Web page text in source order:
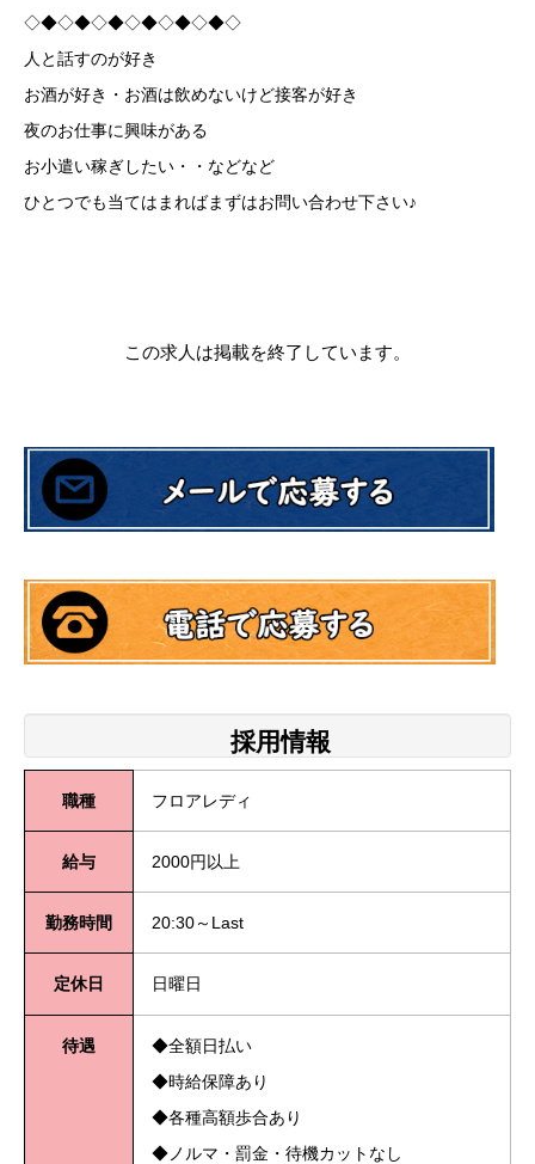
◇◆◇◆◇◆◇◆◇◆◇◆◇
人と話すのが好き
お酒が好き・お酒は飲めないけど接客が好き
夜のお仕事に興味がある
お小遣い稼ぎしたい・・などなど
ひとつでも当てはまればまずはお問い合わせ下さい♪
この求人は掲載を終了しています。
採用情報
職種 フロアレディ
給与 2000円以上
勤務時間 20:30～Last
定休日 日曜日
待遇
◆全額日払い
◆時給保障あり
◆各種高額歩合あり
◆ノルマ・罰金・待機カットなし